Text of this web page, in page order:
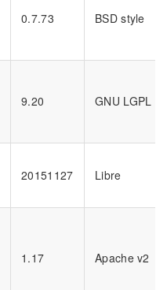
0.7.73 BSD style
9.20 GNU LGPL
20151127 Libre
1.17 Apache v2